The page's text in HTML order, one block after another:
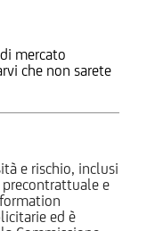
mercato
che non sarete
e rischio, inclusi
e
ed è